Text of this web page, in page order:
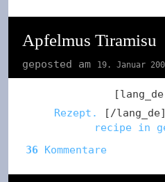
Apfelmus Tiramisu
geposted am 19. Januar
Rezept.
[/
recipe in
36 Kommentare